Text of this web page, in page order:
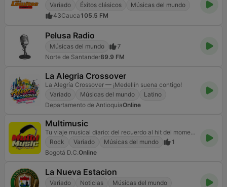
Variado Éxitos clásicos
Músicas del mundo
43Cauca 105.5 FM
Pelusa Radio
Músicas del mundo
7
Norte de Santander89.9 FM
La Alegria Crossover
La Alegría Crossover — ¡Medellín suena contigo!
Variado
Músicas del mundo
Latino
Departamento de AntioquiaOnline
Multimusic
Tu viaje musical diario: del recuerdo al hit del momento.
Rock
Variado Músicas del mundo
1
Bogotá D.C.Online
La Nueva Estacion
Variado Noticias
Músicas del mundo